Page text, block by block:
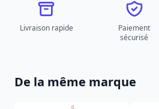
Livraison rapide
Paiement
sécurisé
De la même marque